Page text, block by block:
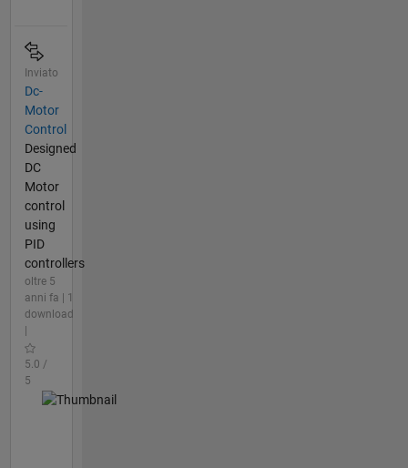
Inviato
Dc-
Motor
Control
Designed
DC
Motor
control
using
PID
controllers
oltre 5
anni fa | 1
download
5.0 /
5